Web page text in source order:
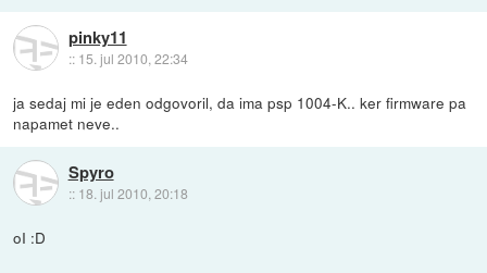
pinky11
:: 15. jul 2010, 22:34
ja sedaj mi je eden odgovoril, da ima psp 1004-K.. ker firmware pa
napamet neve..
Spyro
:: 18. jul 2010, 20:18
oI :D